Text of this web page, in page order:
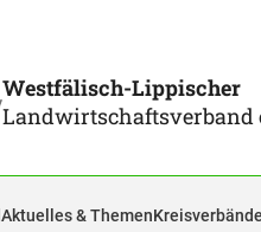
Westfälisch-Lippischer
Landwirtschaftsverband
Aktuelles & ThemenKreisverbände